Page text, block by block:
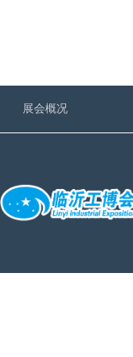
展会概况